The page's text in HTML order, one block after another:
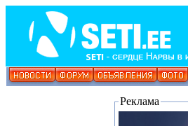
Реклама